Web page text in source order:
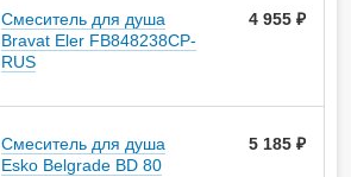
Смеситель для душа
Bravat Eler FB848238CP-
RUS
4 955
Смеситель для душа
Esko Belgrade BD 80
5 185